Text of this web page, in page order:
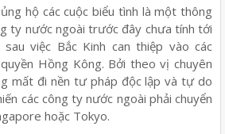
hộ các cuộc biểu tình là một thông
ty nước ngoài trước đây chưa tính tới
việc Bắc Kinh can thiệp vào các
Hồng Kông. Bởi theo vị chuyên
mất đi nền tư pháp độc lập và tự do
các công ty nước ngoài phải chuyển
hoặc Tokyo.